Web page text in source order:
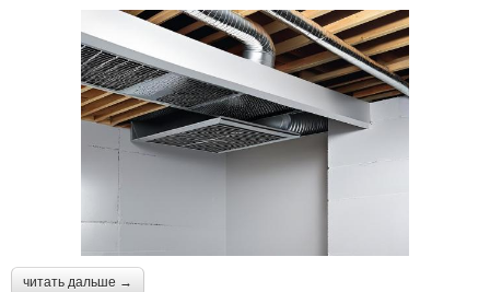
читать дальше →